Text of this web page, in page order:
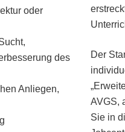
oder
des
Anliegen,
Der
AVGS,
Sie in